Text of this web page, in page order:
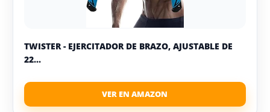
TWISTER - EJERCITADOR DE BRAZO, AJUSTABLE DE
22...